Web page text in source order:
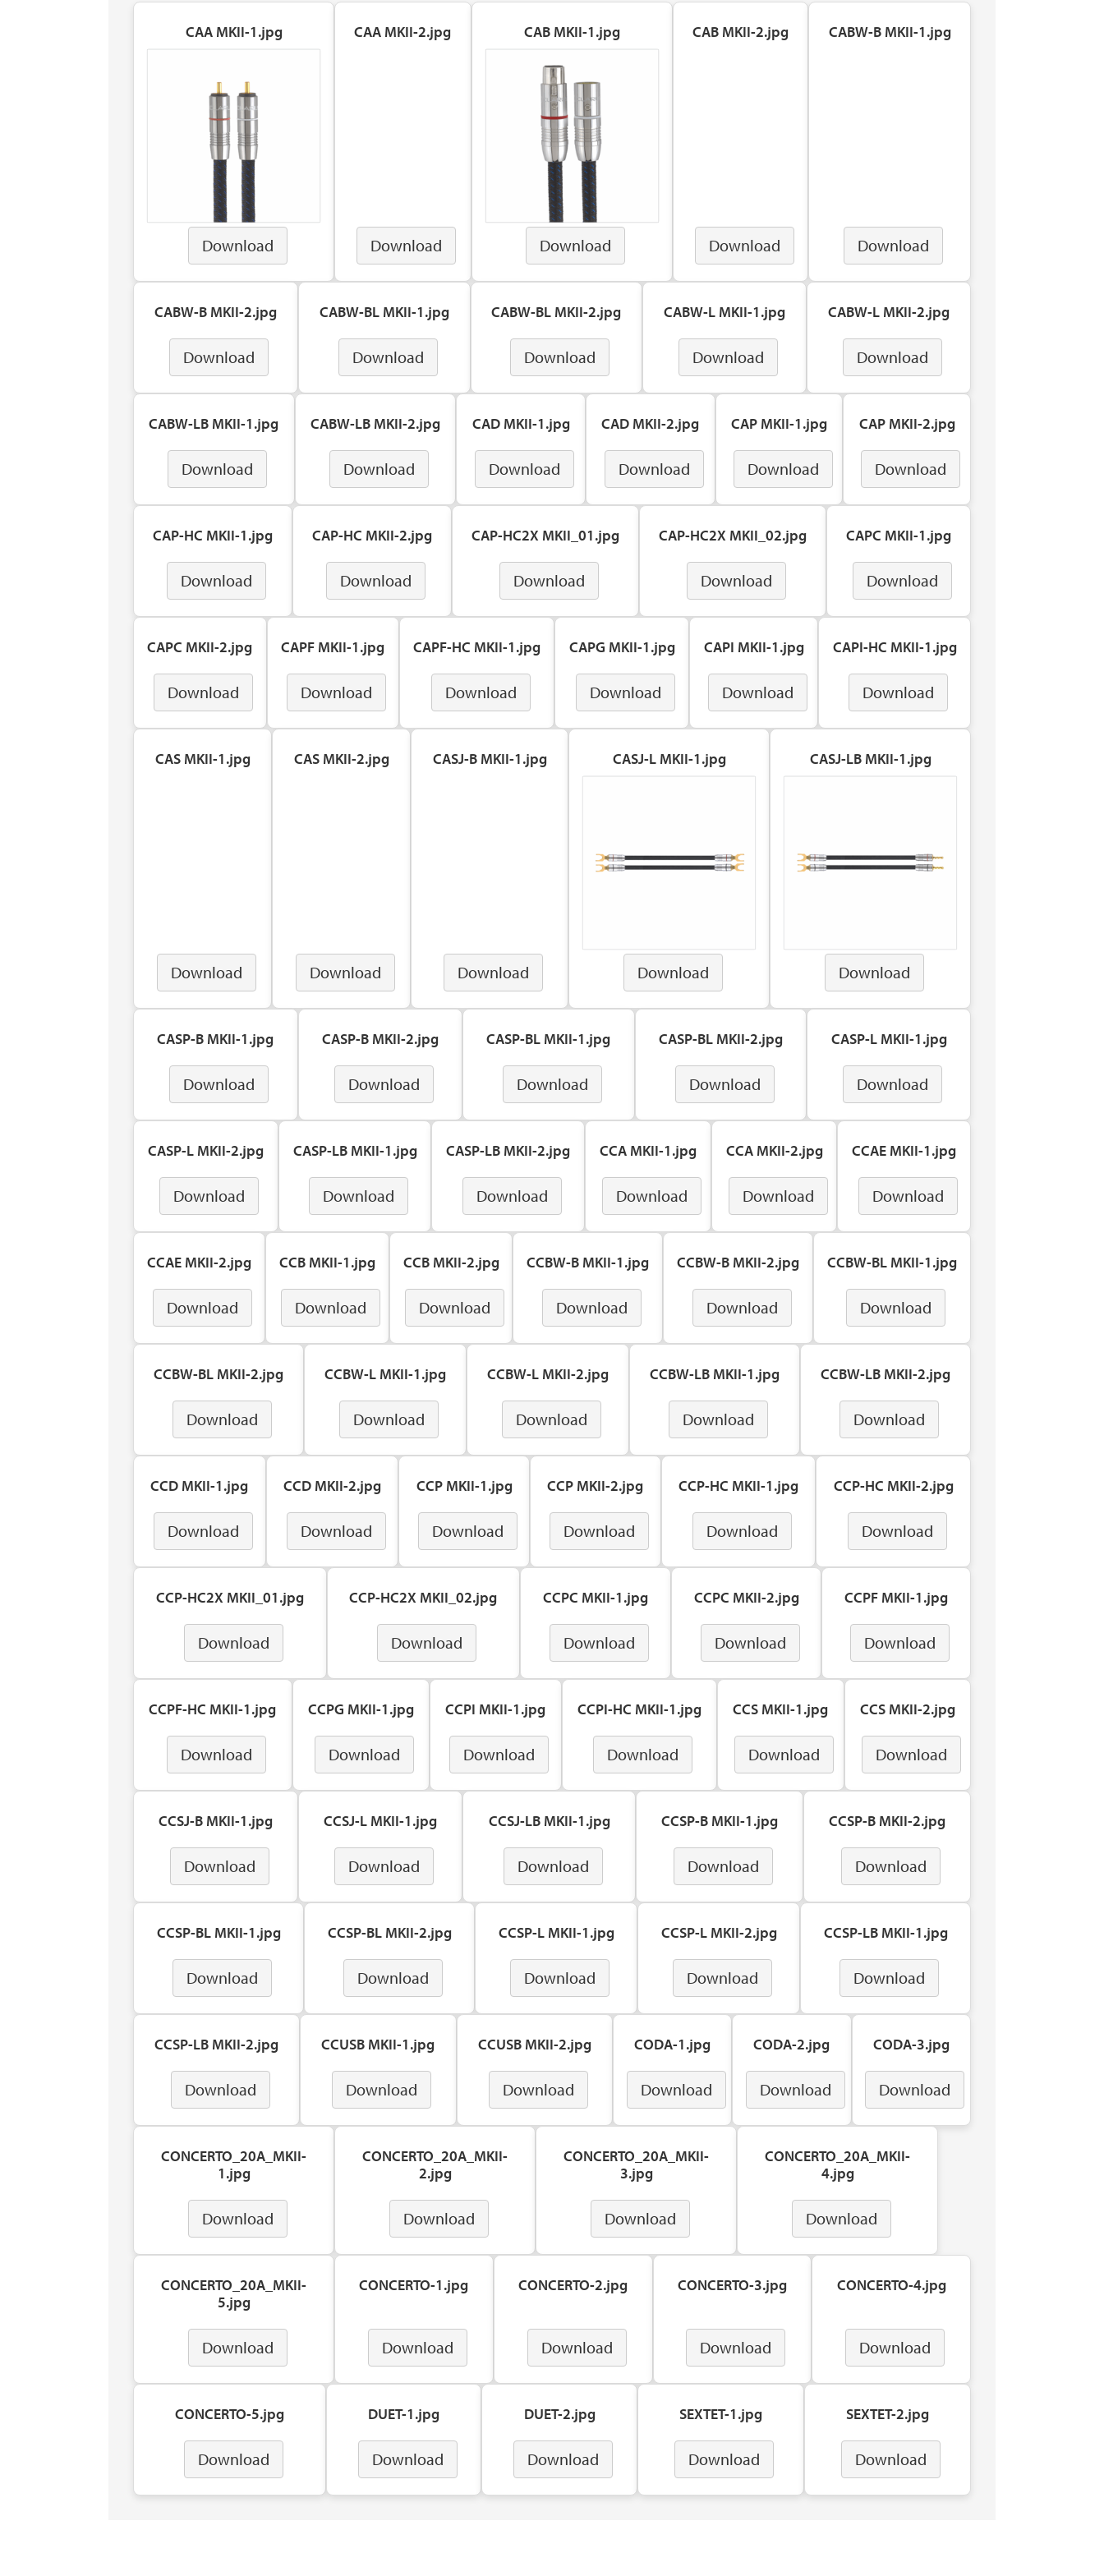
CAA MKII-1.jpg
Download
CAA MKII-2.jpg
Download
CAB MKII-1.jpg
Download
CAB MKII-2.jpg
Download
CABW-B MKII-1.jpg
Download
CABW-B MKII-2.jpg
Download
CABW-BL MKII-1.jpg
Download
CABW-BL MKII-2.jpg
Download
CABW-L MKII-1.jpg
Download
CABW-L MKII-2.jpg
Download
CABW-LB MKII-1.jpg
Download
CABW-LB MKII-2.jpg
Download
CAD MKII-1.jpg
Download
CAD MKII-2.jpg
Download
CAP MKII-1.jpg
Download
CAP MKII-2.jpg
Download
CAP-HC MKII-1.jpg
Download
CAP-HC MKII-2.jpg
Download
CAP-HC2X MKII_01.jpg
Download
CAP-HC2X MKII_02.jpg
Download
CAPC MKII-1.jpg
Download
CAPC MKII-2.jpg
Download
CAPF MKII-1.jpg
Download
CAPF-HC MKII-1.jpg
Download
CAPG MKII-1.jpg
Download
CAPI MKII-1.jpg
Download
CAPI-HC MKII-1.jpg
Download
CAS MKII-1.jpg
Download
CAS MKII-2.jpg
Download
CASJ-B MKII-1.jpg
Download
CASJ-L MKII-1.jpg
Download
CASJ-LB MKII-1.jpg
Download
CASP-B MKII-1.jpg
Download
CASP-B MKII-2.jpg
Download
CASP-BL MKII-1.jpg
Download
CASP-BL MKII-2.jpg
Download
CASP-L MKII-1.jpg
Download
CASP-L MKII-2.jpg
Download
CASP-LB MKII-1.jpg
Download
CASP-LB MKII-2.jpg
Download
CCA MKII-1.jpg
Download
CCA MKII-2.jpg
Download
CCAE MKII-1.jpg
Download
CCAE MKII-2.jpg
Download
CCB MKII-1.jpg
Download
CCB MKII-2.jpg
Download
CCBW-B MKII-1.jpg
Download
CCBW-B MKII-2.jpg
Download
CCBW-BL MKII-1.jpg
Download
CCBW-BL MKII-2.jpg
Download
CCBW-L MKII-1.jpg
Download
CCBW-L MKII-2.jpg
Download
CCBW-LB MKII-1.jpg
Download
CCBW-LB MKII-2.jpg
Download
CCD MKII-1.jpg
Download
CCD MKII-2.jpg
Download
CCP MKII-1.jpg
Download
CCP MKII-2.jpg
Download
CCP-HC MKII-1.jpg
Download
CCP-HC MKII-2.jpg
Download
CCP-HC2X MKII_01.jpg
Download
CCP-HC2X MKII_02.jpg
Download
CCPC MKII-1.jpg
Download
CCPC MKII-2.jpg
Download
CCPF MKII-1.jpg
Download
CCPF-HC MKII-1.jpg
Download
CCPG MKII-1.jpg
Download
CCPI MKII-1.jpg
Download
CCPI-HC MKII-1.jpg
Download
CCS MKII-1.jpg
Download
CCS MKII-2.jpg
Download
CCSJ-B MKII-1.jpg
Download
CCSJ-L MKII-1.jpg
Download
CCSJ-LB MKII-1.jpg
Download
CCSP-B MKII-1.jpg
Download
CCSP-B MKII-2.jpg
Download
CCSP-BL MKII-1.jpg
Download
CCSP-BL MKII-2.jpg
Download
CCSP-L MKII-1.jpg
Download
CCSP-L MKII-2.jpg
Download
CCSP-LB MKII-1.jpg
Download
CCSP-LB MKII-2.jpg
Download
CCUSB MKII-1.jpg
Download
CCUSB MKII-2.jpg
Download
CODA-1.jpg
Download
CODA-2.jpg
Download
CODA-3.jpg
Download
CONCERTO_20A_MKII-
1.jpg
Download
CONCERTO_20A_MKII-
2.jpg
Download
CONCERTO_20A_MKII-
3.jpg
Download
CONCERTO_20A_MKII-
4.jpg
Download
CONCERTO_20A_MKII-
5.jpg
Download
CONCERTO-1.jpg
Download
CONCERTO-2.jpg
Download
CONCERTO-3.jpg
Download
CONCERTO-4.jpg
Download
CONCERTO-5.jpg
Download
DUET-1.jpg
Download
DUET-2.jpg
Download
SEXTET-1.jpg
Download
SEXTET-2.jpg
Download